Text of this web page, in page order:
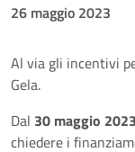
26 maggio 2023
Al via gli incentivi
Gela.
Dal 30 maggio
chiedere i